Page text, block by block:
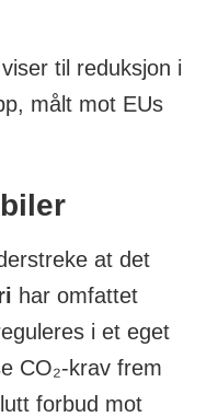
til reduksjon i
målt mot EUs
at det
har omfattet
i et eget
CO₂-krav frem
forbud mot